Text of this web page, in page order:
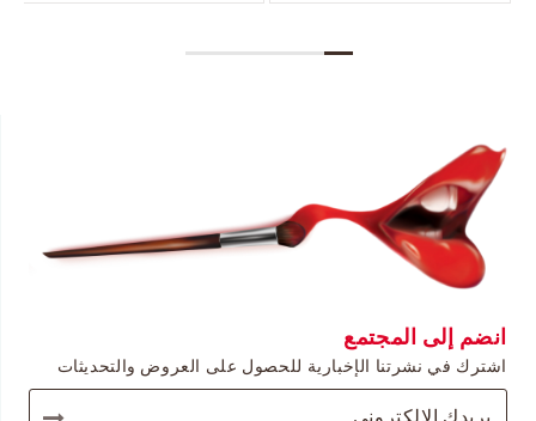
انضم إلى المجتمع
اشترك في نشرتنا الإخبارية للحصول على العروض والتحديثات